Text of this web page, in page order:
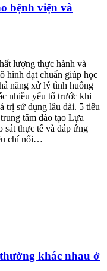
bệnh viện và
lượng thực hành và
hình đạt chuẩn giúp học
năng xử lý tình huống
nhiều yếu tố trước khi
trị sử dụng lâu dài. 5 tiêu
tâm đào tạo Lựa
sát thực tế và đáp ứng
chí nổi…
khác nhau ở